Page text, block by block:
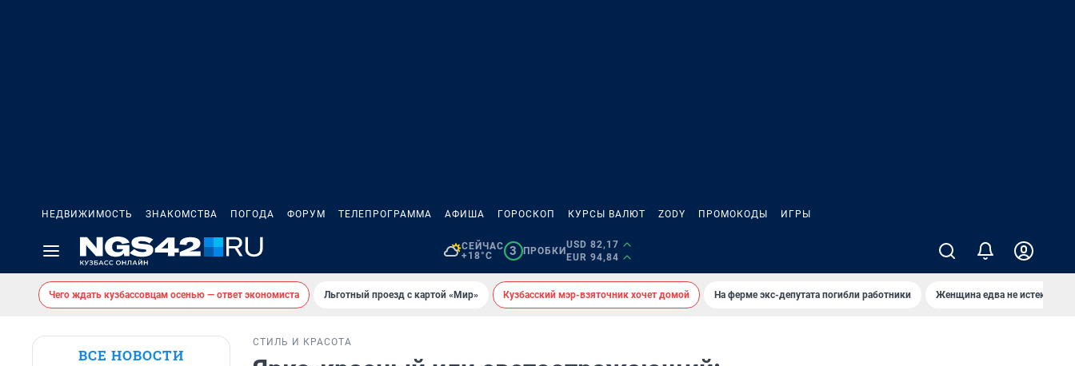
НЕДВИЖИМОСТЬ ЗНАКОМСТВА ПОГОДА ФОРУМ ТЕЛЕПРОГРАММА АФИША ГОРОСКОП КУРСЫ ВАЛЮТ ZODY ПРОМОКОДЫ ИГРЫ
СЕЙЧАС
+18°C
3 ПРОБКИ
USD 82,17
EUR 94,84
Чего ждать кузбассовцам осенью — ответ экономиста Льготный проезд с картой «Мир» Кузбасский мэр-взяточник хочет домой На ферме экс-депутата погибли работники Женщина едва не истекла
ВСЕ НОВОСТИ
СТИЛЬ И КРАСОТА